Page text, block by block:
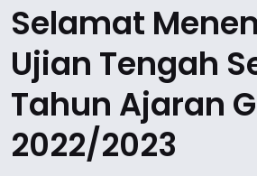
Selamat
Ujian Tengah
Tahun Ajaran
2022/2023